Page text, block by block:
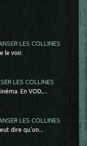
LES COLLINES
le voir.
LES COLLINES
En VOD,...
LES COLLINES
dire qu'on...